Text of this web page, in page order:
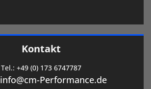
Kontakt
Tel.: +49 (0) 173 6747787
info@cm-Performance.de